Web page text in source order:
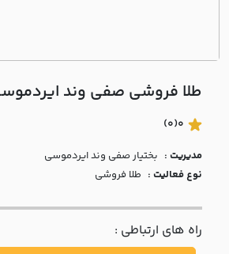
درباره
با ما
مقالات
اخبار
پرسش
طلا فروشی صفي وند
0
(0)
مدیریت : بختيار صفي وند ايردموسي
نوع فعالیت : طلا فروشی
راه های ارتباطی :